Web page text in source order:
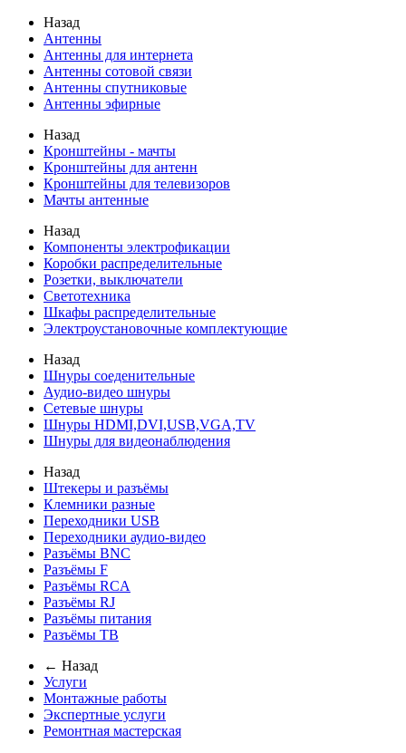
Назад
Антенны
Антенны для интернета
Антенны сотовой связи
Антенны спутниковые
Антенны эфирные
Назад
Кронштейны - мачты
Кронштейны для антенн
Кронштейны для телевизоров
Мачты антенные
Назад
Компоненты электрофикации
Коробки распределительные
Розетки, выключатели
Светотехника
Шкафы распределительные
Электроустановочные комплектующие
Назад
Шнуры соеденительные
Аудио-видео шнуры
Сетевые шнуры
Шнуры HDMI,DVI,USB,VGA,TV
Шнуры для видеонаблюдения
Назад
Штекеры и разъёмы
Клемники разные
Переходники USB
Переходники аудио-видео
Разъёмы BNC
Разъёмы F
Разъёмы RCA
Разъёмы RJ
Разъёмы питания
Разъёмы ТВ
← Назад
Услуги
Монтажные работы
Экспертные услуги
Ремонтная мастерская